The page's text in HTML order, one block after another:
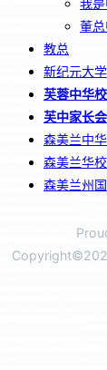
董
教总
新纪元大学
芙蓉中华
芙中家长会
森美兰中
森美兰华
森美兰州